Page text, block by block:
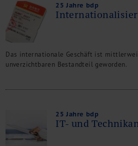
25 Jahre bdp
Das internationale Geschäft ist
unverzichtbaren Bestandteil geworden.
25 Jahre bdp
IT- und